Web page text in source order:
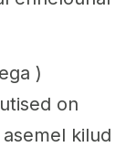
)
on
kilud